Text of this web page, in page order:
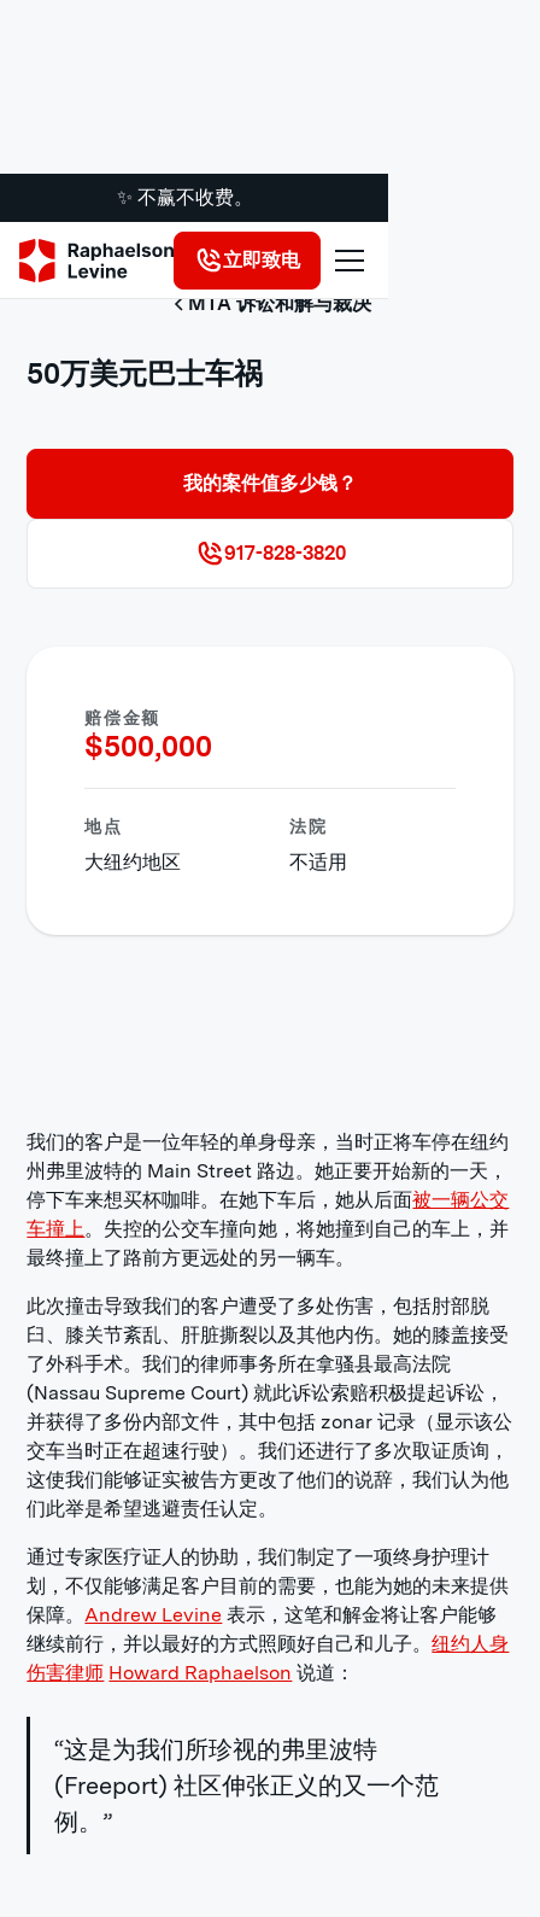
✨ 不赢不收费。
立即致电
MTA 诉讼和解与裁决
50万美元巴士车祸
我的案件值多少钱？
917-828-3820
赔偿金额
$500,000
地点
大纽约地区
法院
不适用
我们的客户是一位年轻的单身母亲，当时正将车停在纽约
州弗里波特的 Main Street 路边。她正要开始新的一天，
停下车来想买杯咖啡。在她下车后，她从后面被一辆公交
车撞上。失控的公交车撞向她，将她撞到自己的车上，并
最终撞上了路前方更远处的另一辆车。
此次撞击导致我们的客户遭受了多处伤害，包括肘部脱
臼、膝关节紊乱、肝脏撕裂以及其他内伤。她的膝盖接受
了外科手术。我们的律师事务所在拿骚县最高法院
(Nassau Supreme Court) 就此诉讼索赔积极提起诉讼，
并获得了多份内部文件，其中包括 zonar 记录（显示该公
交车当时正在超速行驶）。我们还进行了多次取证质询，
这使我们能够证实被告方更改了他们的说辞，我们认为他
们此举是希望逃避责任认定。
通过专家医疗证人的协助，我们制定了一项终身护理计
划，不仅能够满足客户目前的需要，也能为她的未来提供
保障。Andrew Levine 表示，这笔和解金将让客户能够
继续前行，并以最好的方式照顾好自己和儿子。纽约人身
伤害律师 Howard Raphaelson 说道：
“这是为我们所珍视的弗里波特
(Freeport) 社区伸张正义的又一个范
例。”